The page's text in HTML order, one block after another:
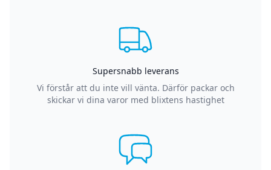
Supersnabb leverans
Vi förstår att du inte vill vänta. Därför packar och
skickar vi dina varor med blixtens hastighet